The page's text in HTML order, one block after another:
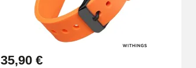
Ajouter au panier
35,90 €